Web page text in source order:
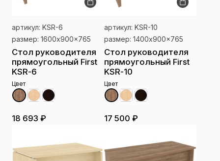
артикул: KSR-6
размер: 1600x900x765
Стол руководителя
прямоугольный First
KSR-6
Цвет
18 693 ₽
артикул: KSR-10
размер: 1400x900x765
Стол руководителя
прямоугольный First
KSR-10
Цвет
17 500 ₽